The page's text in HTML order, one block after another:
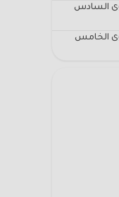
السادس
الخامس